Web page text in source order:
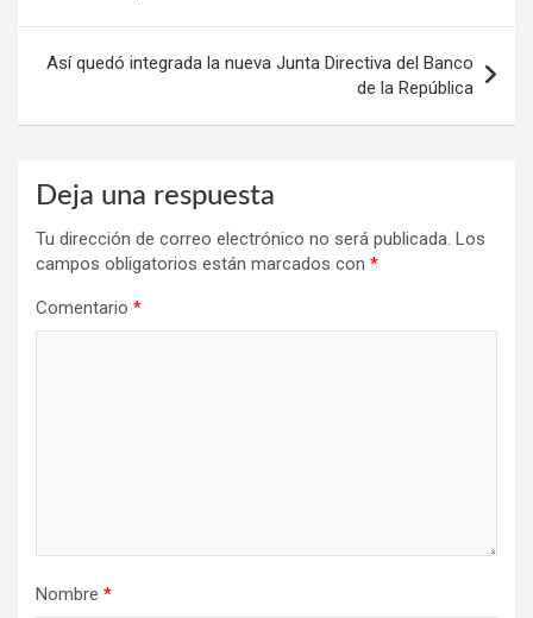
Así quedó integrada la nueva Junta Directiva del Banco
de la República
Deja una respuesta
Tu dirección de correo electrónico no será publicada. Los
campos obligatorios están marcados con *
Comentario *
Nombre *